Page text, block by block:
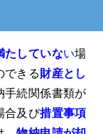
たしていない場
できる財産とし
手続関係書類が
合及び措置事項